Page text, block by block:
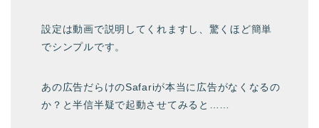
設定は動画で説明してくれますし、驚くほど簡単
でシンプルです。
あの広告だらけのSafariが本当に広告がなくなるの
か？と半信半疑で起動させてみると……